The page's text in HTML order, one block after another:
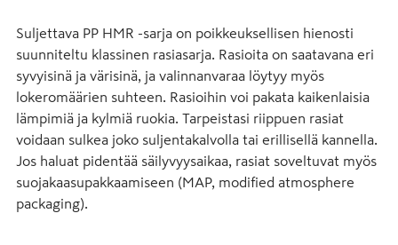
Suljettava PP HMR -sarja on poikkeuksellisen hienosti
suunniteltu klassinen rasiasarja. Rasioita on saatavana eri
syvyisinä ja värisinä, ja valinnanvaraa löytyy myös
lokeromäärien suhteen. Rasioihin voi pakata kaikenlaisia
lämpimiä ja kylmiä ruokia. Tarpeistasi riippuen rasiat
voidaan sulkea joko suljentakalvolla tai erillisellä kannella.
Jos haluat pidentää säilyvyysaikaa, rasiat soveltuvat myös
suojakaasupakkaamiseen (MAP, modified atmosphere
packaging).